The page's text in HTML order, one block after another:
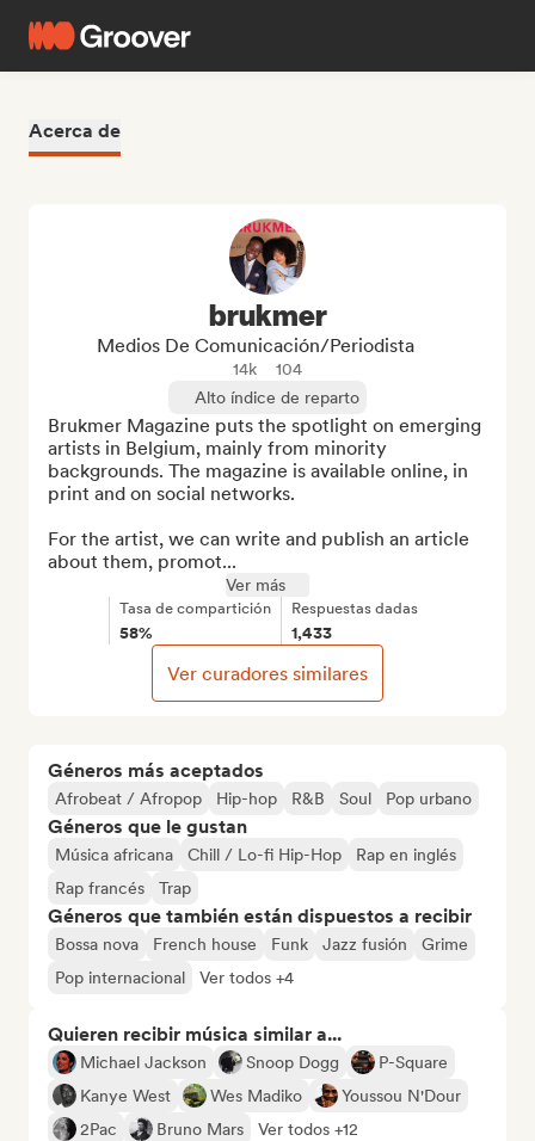
Acerca de
Géneros más aceptados
Afrobeat / Afropop Hip-hop R&B Soul Pop urbano
Géneros que le gustan
Música africana Chill / Lo-fi Hip-Hop
Rap en inglés
Rap francés
Trap
Géneros que también están dispuestos a recibir
Bossa nova French house Funk Jazz fusión
Grime
Pop internacional
Ver todos +4
Quieren recibir música similar a...
Michael Jackson Snoop Dogg
P-Square
Kanye West
Wes Madiko
Youssou N'Dour
2Pac
Bruno Mars Ver todos +12
brukmer
Medios De Comunicación/Periodista
14k
104
Alto índice de reparto
Brukmer Magazine puts the spotlight on emerging
artists in Belgium, mainly from minority
backgrounds. The magazine is available online, in
print and on social networks.
For the artist, we can write and publish an article
about them, promot...
Ver más
Tasa de compartición
58%
Respuestas dadas
1,433
Ver curadores similares